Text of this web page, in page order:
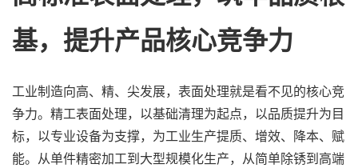
基，提升产品核心竞争力
工业制造向高、精、尖发展，表面处理就是看不见的核心竞
争力。精工表面处理，以基础清理为起点，以品质提升为目
标，以专业设备为支撑，为工业生产提质、增效、降本、赋
能。从单件精密加工到大型规模化生产，从简单除锈到高端